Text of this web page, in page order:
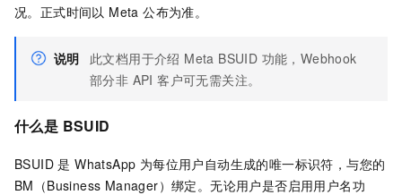
况。正式时间以 Meta 公布为准。
说明
此文档用于介绍 Meta BSUID 功能，Webhook
部分非 API 客户可无需关注。
什么是 BSUID
BSUID 是 WhatsApp 为每位用户自动生成的唯一标识符，与您的
BM（Business Manager）绑定。无论用户是否启用用户名功